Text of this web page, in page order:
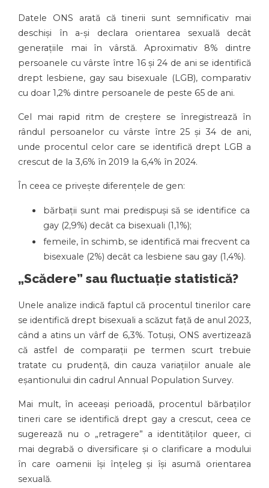
Datele ONS arată că tinerii sunt semnificativ mai
deschiși în a-și declara orientarea sexuală decât
generațiile mai în vârstă. Aproximativ 8% dintre
persoanele cu vârste între 16 și 24 de ani se identifică
drept lesbiene, gay sau bisexuale (LGB), comparativ
cu doar 1,2% dintre persoanele de peste 65 de ani.
Cel mai rapid ritm de creștere se înregistrează în
rândul persoanelor cu vârste între 25 și 34 de ani,
unde procentul celor care se identifică drept LGB a
crescut de la 3,6% în 2019 la 6,4% în 2024.
În ceea ce privește diferențele de gen:
bărbații sunt mai predispuși să se identifice ca
gay (2,9%) decât ca bisexuali (1,1%);
femeile, în schimb, se identifică mai frecvent ca
bisexuale (2%) decât ca lesbiene sau gay (1,4%).
„Scădere” sau fluctuație statistică?
Unele analize indică faptul că procentul tinerilor care
se identifică drept bisexuali a scăzut față de anul 2023,
când a atins un vârf de 6,3%. Totuși, ONS avertizează
că astfel de comparații pe termen scurt trebuie
tratate cu prudență, din cauza variațiilor anuale ale
eșantionului din cadrul Annual Population Survey.
Mai mult, în aceeași perioadă, procentul bărbaților
tineri care se identifică drept gay a crescut, ceea ce
sugerează nu o „retragere” a identităților queer, ci
mai degrabă o diversificare și o clarificare a modului
în care oamenii își înțeleg și își asumă orientarea
sexuală.